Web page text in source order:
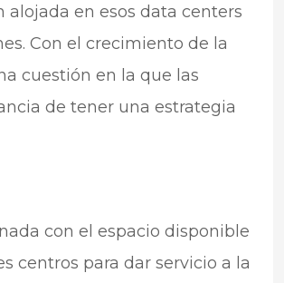
en esos data centers
Con el crecimiento de la
cuestión en la que las
de tener una estrategia
con el espacio disponible
centros para dar servicio a la